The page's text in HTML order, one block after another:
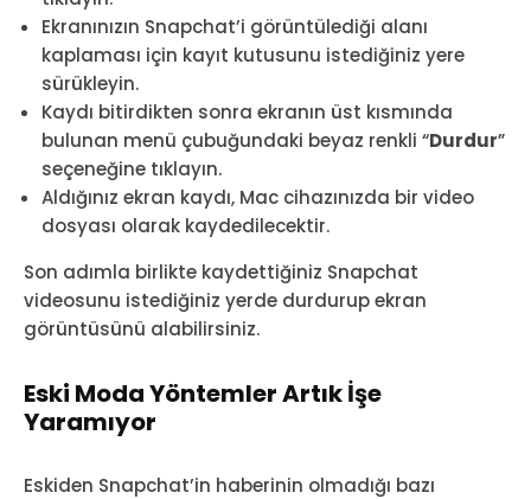
Ekranınızın Snapchat’i görüntülediği alanı
kaplaması için kayıt kutusunu istediğiniz yere
sürükleyin.
Kaydı bitirdikten sonra ekranın üst kısmında
bulunan menü çubuğundaki beyaz renkli “Durdur”
seçeneğine tıklayın.
Aldığınız ekran kaydı, Mac cihazınızda bir video
dosyası olarak kaydedilecektir.
Son adımla birlikte kaydettiğiniz Snapchat
videosunu istediğiniz yerde durdurup ekran
görüntüsünü alabilirsiniz.
Eski Moda Yöntemler Artık İşe
Yaramıyor
Eskiden Snapchat’in haberinin olmadığı bazı